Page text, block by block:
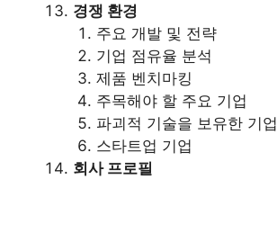
경쟁 환경
주요 개발 및 전략
기업 점유율 분석
제품 벤치마킹
주목해야 할 주요 기업
파괴적 기술을 보유한 기업
스타트업 기업
회사 프로필